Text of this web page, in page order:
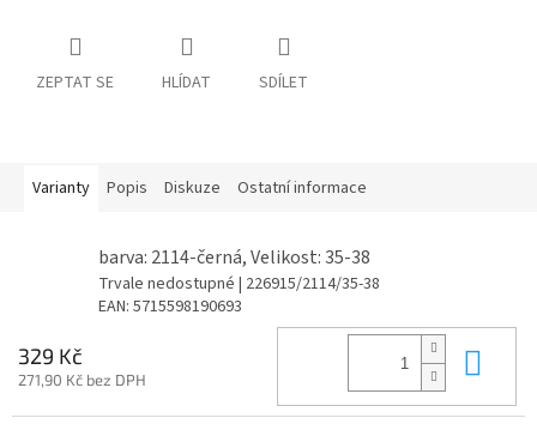
ZEPTAT SE HLÍDAT SDÍLET
Varianty Popis Diskuze Ostatní informace
barva: 2114-černá, Velikost: 35-38
Trvale nedostupné | 226915/2114/35-38
EAN: 5715598190693
329 Kč
271,90 Kč bez DPH